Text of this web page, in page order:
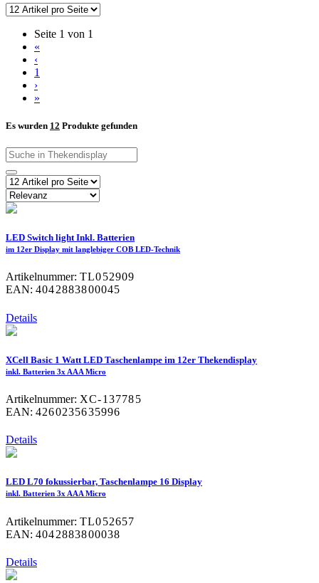
Seite 1 von 1
«
‹
1
›
»
Es wurden 12 Produkte gefunden
LED Switch light Inkl. Batterien
im 12er Display mit langlebiger COB LED-Technik
Artikelnummer: TL052909
EAN: 4042883800045
Details
XCell Basic 1 Watt LED Taschenlampe im 12er Thekendisplay
inkl. Batterien 3x AAA Micro
Artikelnummer: XC-137785
EAN: 4260235635996
Details
LED L70 fokussierbar, Taschenlampe 16 Display
inkl. Batterien 3x AAA Micro
Artikelnummer: TL052657
EAN: 4042883800038
Details